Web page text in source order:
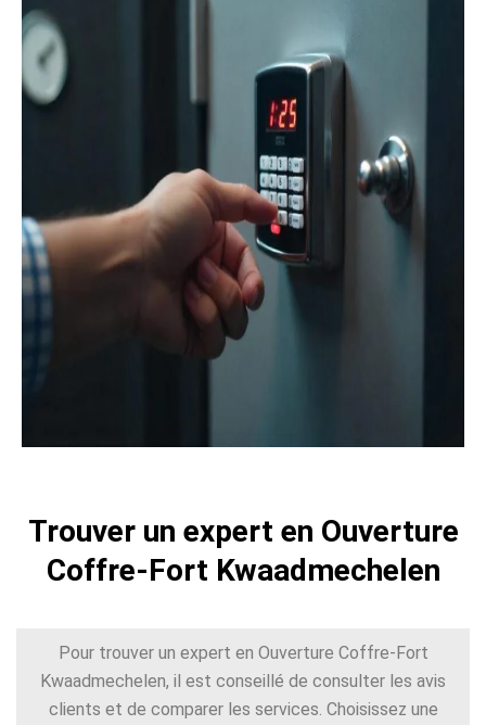
Trouver un expert en Ouverture
Coffre-Fort Kwaadmechelen
Pour trouver un expert en Ouverture Coffre-Fort
Kwaadmechelen, il est conseillé de consulter les avis
clients et de comparer les services. Choisissez une